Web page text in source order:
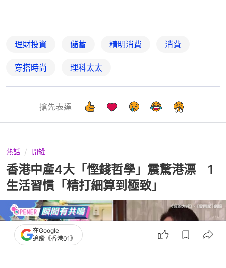
理財投資 儲蓄 精明消費 消費
穿搭時尚 理科太太
搶先表達
熱話 開罐
香港中產4大「慳錢哲學」震驚港漂 1
生活習慣「精打細算到極致」
在Google
追蹤《香港01》